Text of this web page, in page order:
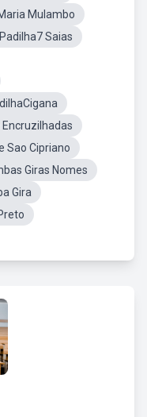
Mulambo
Saias
Sao Cipriano
Giras Nomes
Gira